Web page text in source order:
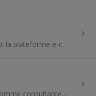
My Beauty Factory est la plateforme e-commerce du célèbre groupe de presse MARIE CLAIRE, éditeur de magazines féminins. Ils commercialisent des bo...
Après avoir travaillé comme consultante créative pour certaines des plus grandes maisons de beauté de luxe au monde, et comme maquilleuse à l'avant...